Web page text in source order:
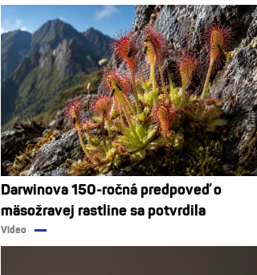
Darwinova 150-ročná predpoveď o
mäsožravej rastline sa potvrdila
Video